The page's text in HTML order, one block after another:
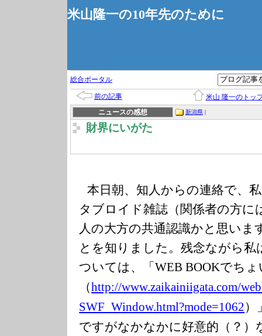
米山隆一の10年先のために
総合ポータル
前の記事
米山 隆一のトッ
ニュースの感想
新潟県 |
財界にいがた
本日朝、知人からの連絡で、
タブロイド雑誌（関係者の方に
人の大方の共通認識かと思いま
とを知りました。残念ながら私
ついては、「WEB BOOKでち
（http://www.zaikainiigata.com/w
SWF_Window.html?mode=1062）
ですがなかなかに好意的（？）